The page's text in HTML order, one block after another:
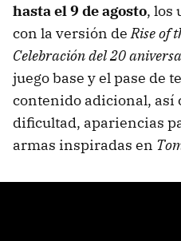
hasta el 9 de agosto, los
con la versión deRise of
Celebración del 20
juego base y el pase de
contenido adicional, así
dificultad, apariencias
armas inspiradas en